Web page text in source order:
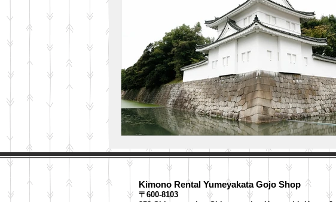
Kimono Rental Yumeyakata​ Gojo Shop
〒600-8103